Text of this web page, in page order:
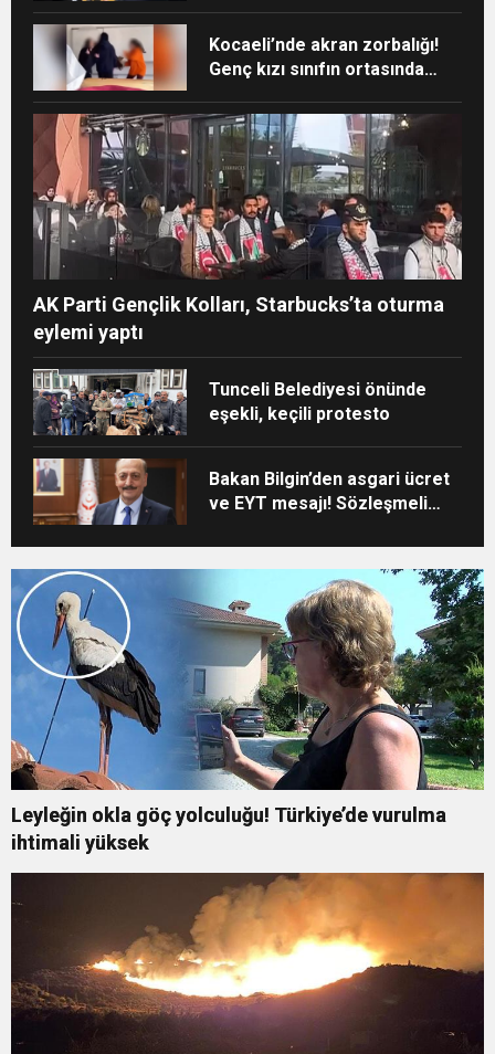
Kocaeli’nde akran zorbalığı!
Genç kızı sınıfın ortasında
AK Parti Gençlik Kolları, Starbucks’ta oturma
eylemi yaptı
Tunceli Belediyesi önünde
eşekli, keçili protesto
Bakan Bilgin’den asgari ücret
ve EYT mesajı! Sözleşmeli
düzenlemesinde kapsam
Leyleğin okla göç yolculuğu! Türkiye’de vurulma
ihtimali yüksek